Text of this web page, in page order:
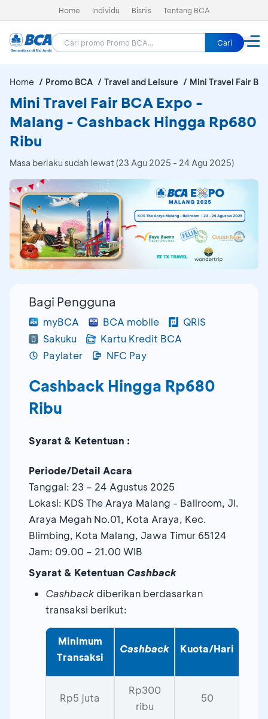
Home Individu Bisnis Tentang BCA
Cari
Home Promo BCA Travel and Leisure Mini Travel Fair
Mini Travel Fair BCA Expo -
Malang - Cashback Hingga Rp680
Ribu
Masa berlaku sudah lewat (23 Agu 2025 - 24 Agu 2025)
Bagi Pengguna
myBCA BCA mobile
QRIS
Sakuku
Kartu Kredit BCA
Paylater
NFC Pay
Cashback Hingga Rp680
Ribu
Syarat & Ketentuan :
Periode/Detail Acara
Tanggal: 23 – 24 Agustus 2025
Lokasi: KDS The Araya Malang - Ballroom, Jl.
Araya Megah No.01, Kota Araya, Kec.
Blimbing, Kota Malang, Jawa Timur 65124
Jam: 09.00 – 21.00 WIB
Syarat & Ketentuan Cashback
Cashback diberikan berdasarkan
transaksi berikut:
Minimum
Transaksi
Cashback Kuota/Hari
Rp5 juta
Rp300
ribu
50